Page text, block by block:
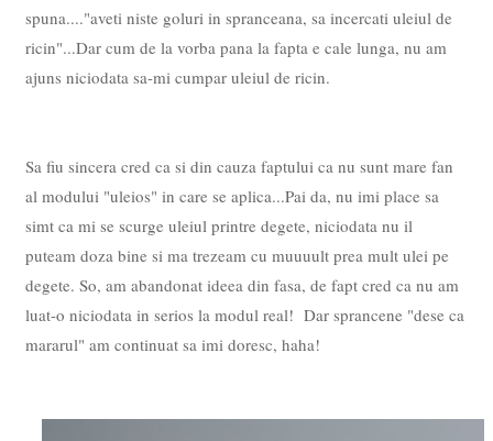
spuna...."aveti niste goluri in spranceana, sa incercati uleiul de
ricin"...Dar cum de la vorba pana la fapta e cale lunga, nu am
ajuns niciodata sa-mi cumpar uleiul de ricin.
Sa fiu sincera cred ca si din cauza faptului ca nu sunt mare fan
al modului "uleios" in care se aplica...Pai da, nu imi place sa
simt ca mi se scurge uleiul printre degete, niciodata nu il
puteam doza bine si ma trezeam cu muuuult prea mult ulei pe
degete. So, am abandonat ideea din fasa, de fapt cred ca nu am
luat-o niciodata in serios la modul real! Dar sprancene "dese ca
mararul" am continuat sa imi doresc, haha!